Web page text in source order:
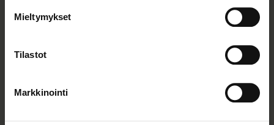
Mieltymykset
Tilastot
Markkinointi
henkilötietoja ei luovuteta ulkopuolisille. SAK voi
kuitenkin luovuttaa henkilötietoja kolmansille
osapuolille esimerkiksi kohdennetun viestinnän tai
SAK:n toimeksiannosta ja SAK:n käyttöön tulevan
Tällaiset kolmannen osapuolen palveluntarjoajat